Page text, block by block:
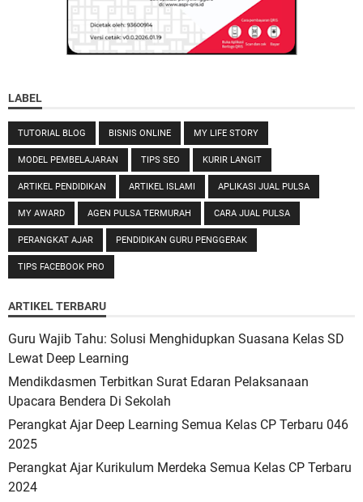
LABEL
TUTORIAL BLOG BISNIS ONLINE MY LIFE STORY
MODEL PEMBELAJARAN TIPS SEO KURIR LANGIT
ARTIKEL PENDIDIKAN ARTIKEL ISLAMI APLIKASI JUAL PULSA
MY AWARD AGEN PULSA TERMURAH CARA JUAL PULSA
PERANGKAT AJAR PENDIDIKAN GURU PENGGERAK
TIPS FACEBOOK PRO
ARTIKEL TERBARU
Guru Wajib Tahu: Solusi Menghidupkan Suasana Kelas SD
Lewat Deep Learning
Mendikdasmen Terbitkan Surat Edaran Pelaksanaan
Upacara Bendera Di Sekolah
Perangkat Ajar Deep Learning Semua Kelas CP Terbaru 046
2025
Perangkat Ajar Kurikulum Merdeka Semua Kelas CP Terbaru
2024